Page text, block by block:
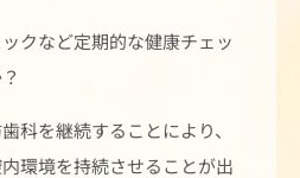
クなど定期的な健康チェッ
科を継続することにより、
環境を持続させることが出